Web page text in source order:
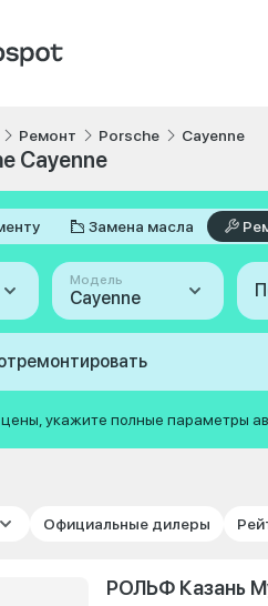
Ремонт Porsche Cayenne
Cayenne
Замена масла
Модель
Cayenne
укажите полные параметры
Официальные дилеры
РОЛЬФ Казань